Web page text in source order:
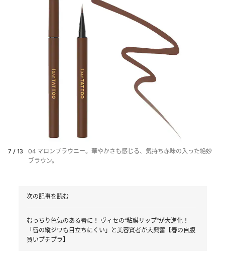
06 アッシュグレージュ 使用イメージ。